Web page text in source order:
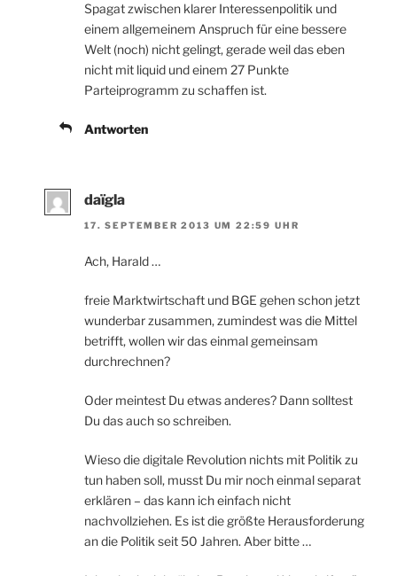
Spagat zwischen klarer Interessenpolitik und
einem allgemeinem Anspruch für eine bessere
Welt (noch) nicht gelingt, gerade weil das eben
nicht mit liquid und einem 27 Punkte
Parteiprogramm zu schaffen ist.
Antworten
daïgla
17. SEPTEMBER 2013 UM 22:59 UHR
Ach, Harald …
freie Marktwirtschaft und BGE gehen schon jetzt
wunderbar zusammen, zumindest was die Mittel
betrifft, wollen wir das einmal gemeinsam
durchrechnen?
Oder meintest Du etwas anderes? Dann solltest
Du das auch so schreiben.
Wieso die digitale Revolution nichts mit Politik zu
tun haben soll, musst Du mir noch einmal separat
erklären – das kann ich einfach nicht
nachvollziehen. Es ist die größte Herausforderung
an die Politik seit 50 Jahren. Aber bitte …